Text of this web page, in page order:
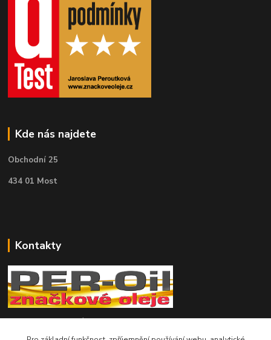
Kde nás najdete
Obchodní 25
434 01 Most
Kontakty
Telefon pro technické dotazy: 775 113 255